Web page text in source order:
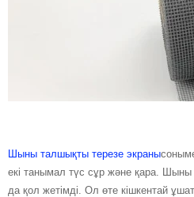
Шыны талшықты терезе экраны
екі танымал түс сұр және қара.
да қол жетімді. Ол өте кішкентай